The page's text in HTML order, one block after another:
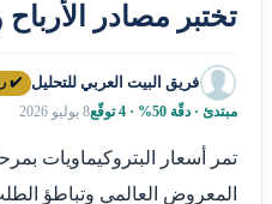
تختبر مصادر الأرباح
فريق البيت العربي للتحليل ✔️
مبتدئ · دقّة 50% · 4 توقّع 8 يوليو 2026
تمر أسعار البتروكيماويات
المعروض العالمي وتباطؤ